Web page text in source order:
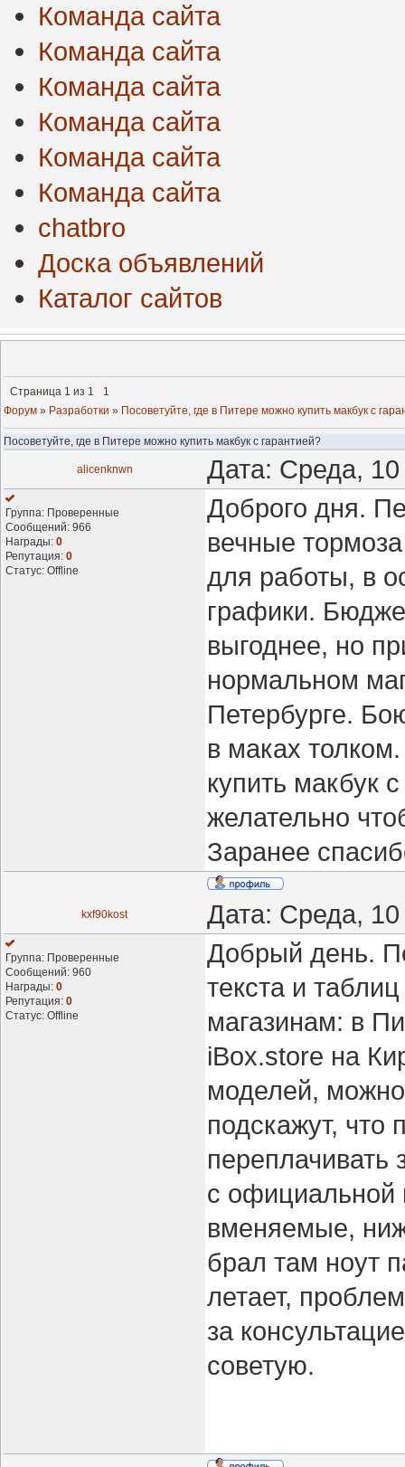
Команда сайта
Команда сайта
Команда сайта
Команда сайта
Команда сайта
Команда сайта
chatbro
Доска объявлений
Каталог сайтов
Страница 1 из 1
1
Форум » Разработки » Посоветуйте, где в Питере можно купить макбук с
Посоветуйте, где в Питере можно купить макбук с гарантией?
alicenknwn Дата: Среда,
Группа: Проверенные
Сообщений: 966
Награды: 0
Репутация: 0
Статус: Offline
Доброго дня.
вечные
для работы, в
графики.
выгоднее, но
нормальном
Петербурге.
в маках
купить макбук
желательно
Заранее
kxf90kost Дата: Среда,
Группа: Проверенные
Сообщений: 960
Награды: 0
Репутация: 0
Статус: Offline
Добрый день.
текста и
магазинам: в
iBox.store на
моделей, можно
подскажут, что
с официальной
вменяемые,
брал там ноут
летает,
за
советую.